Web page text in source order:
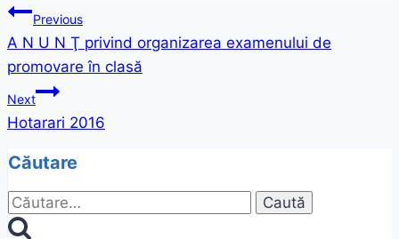
Navigare
în
articole
Previous
A N U N Ţ privind organizarea examenului de
promovare în clasă
Next
Hotarari 2016
Căutare
Caută
după: